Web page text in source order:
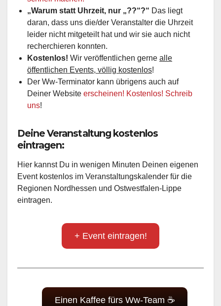
„Warum statt Uhrzeit, nur „??“?“ Das liegt
daran, dass uns die/der Veranstalter die Uhrzeit
leider nicht mitgeteilt hat und wir sie auch nicht
recherchieren konnten.
Kostenlos! Wir veröffentlichen gerne alle
öffentlichen Events, völlig kostenlos!
Der Ww-Terminator kann übrigens auch auf
Deiner Website erscheinen! Kostenlos! Schreib
uns!
Deine Veranstaltung kostenlos
eintragen:
Hier kannst Du in wenigen Minuten Deinen eigenen
Event kostenlos im Veranstaltungskalender für die
Regionen Nordhessen und Ostwestfalen-Lippe
eintragen.
+ Event eintragen!
Einen Kaffee fürs Ww-Team ☕